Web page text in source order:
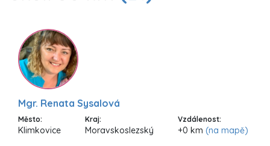
Mgr. Renata Sysalová
Město:
Klimkovice
Kraj:
Moravskoslezský
Vzdálenost:
+0 km (na mapě)